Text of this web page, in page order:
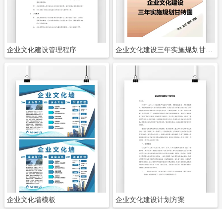
企业文化建设管理程序
企业文化墙模板 企业文化建设计划方案
立即下载 立即下载